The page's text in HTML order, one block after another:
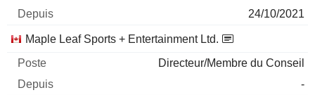
24/10/2021
Maple Leaf Sports + Entertainment Ltd.
Directeur/Membre du Conseil
-